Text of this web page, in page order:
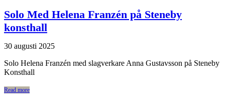
Solo Med Helena Franzén på Steneby
konsthall
30 augusti 2025
Solo Helena Franzén med slagverkare Anna Gustavsson på Steneby
Konsthall
Read more